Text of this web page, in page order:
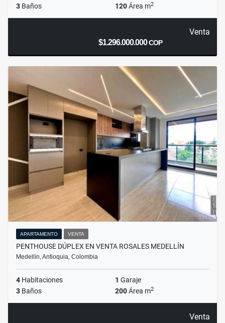
3 Baños 120Área m2
Venta
$1.296.000.000COP
APARTAMENTO VENTA
PENTHOUSE DÚPLEX EN VENTA ROSALES MEDELLÍN
Medellín, Antioquia, Colombia
4 Habitaciones 1 Garaje
3 Baños 200Área m2
Venta